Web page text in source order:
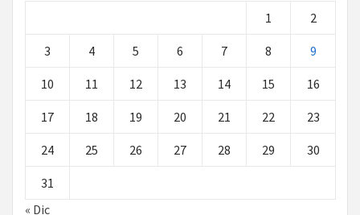
1
2
3 4 5 6 7 8 9
10 11 12 13 14 15 16
17 18 19 20 21 22 23
24 25 26 27 28 29 30
31
« Dic